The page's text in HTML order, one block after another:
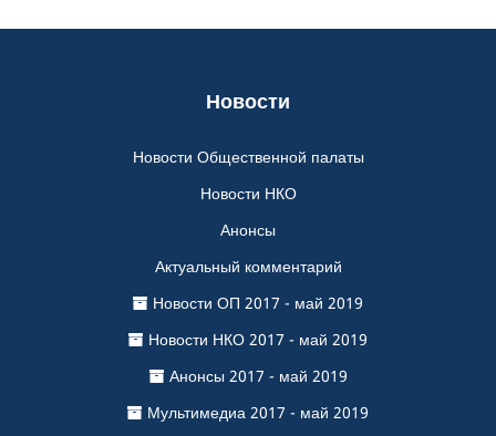
Новости
Новости Общественной палаты
Новости НКО
Анонсы
Актуальный комментарий
Новости ОП 2017 - май 2019
Новости НКО 2017 - май 2019
Анонсы 2017 - май 2019
Мультимедиа 2017 - май 2019